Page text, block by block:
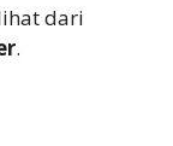
dari
.